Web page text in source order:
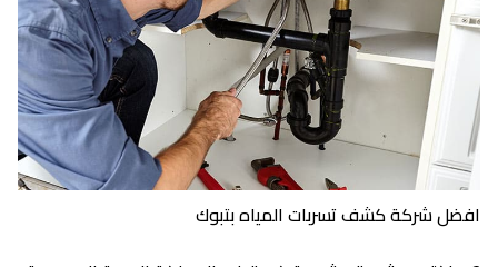
افضل شركة كشف تسربات المياه بتبوك